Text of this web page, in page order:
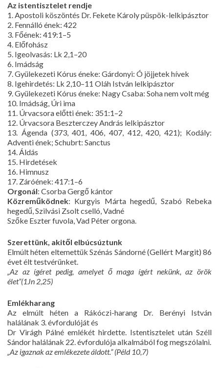
Az istentisztelet rendje
1. Apostoli köszöntés Dr. Fekete Károly püspök-lelkipásztor
2. Fennálló ének: 422
3. Főének: 419:1–5
4. Előfohász
5. Igeolvasás: Lk 2,1–20
6. Imádság
7. Gyülekezeti Kórus éneke: Gárdonyi: Ó jöjjetek hívek
8. Igehirdetés: Lk 2,10–11 Oláh István lelkipásztor
9. Gyülekezeti Kórus éneke: Nagy Csaba: Soha nem volt még
10. Imádság, Úri ima
11. Úrvacsora előtti ének: 351:1–2
12. Úrvacsora Beszterczey András lelkipásztor
13. Ágenda (373, 401, 406, 407, 412, 420, 421); Kodály:
Adventi ének; Schubrt: Sanctus
14. Áldás
15. Hirdetések
16. Himnusz
17. Záróének: 417:1–6
Orgonál: Csorba Gergő kántor
Közreműködnek: Kurgyis Márta hegedű, Szabó Rebeka
hegedű, Szilvási Zsolt cselló, Vadné
Szőke Eszter fuvola, Vad Péter orgona.
Szerettünk, akitől elbúcsúztunk
Elmúlt héten eltemettük Szénás Sándorné (Gellért Margit) 86
évet élt testvérünket.
„Az az ígéret pedig, amelyet ő maga ígért nekünk, az örök
élet”(1Jn 2,25)
Emlékharang
Az elmúlt héten a Rákóczi-harang Dr. Berényi István
halálának 3. évfordulóját és
Dr Virágh Pálné emlékét hirdette. Istentisztelet után Széll
Sándor halálának 22. évfordulója alkalmából fog megszólalni.
„Az igaznak az emlékezete áldott.” (Péld 10,7)